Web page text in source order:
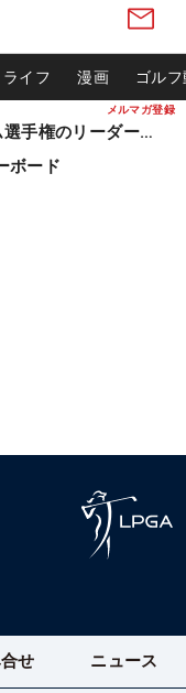
メルマガ登録
ライフ 漫画 ゴル
松山英樹ら出場 ウィンダム選手権のリーダーボード
ボード
せ ニュース